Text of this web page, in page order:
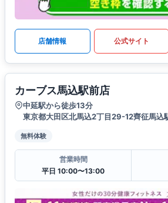
店舗情報 公式サイト
カーブス馬込駅前店
中延駅から徒歩13分
東京都大田区北馬込2丁目29-12齊征馬込
無料体験
営業時間
平日 10:00〜13:00